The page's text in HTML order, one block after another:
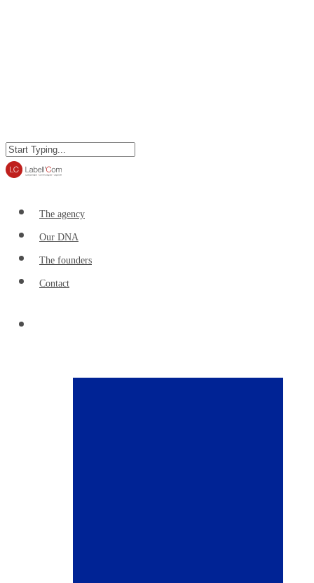
The agency
Our DNA
The founders
Contact